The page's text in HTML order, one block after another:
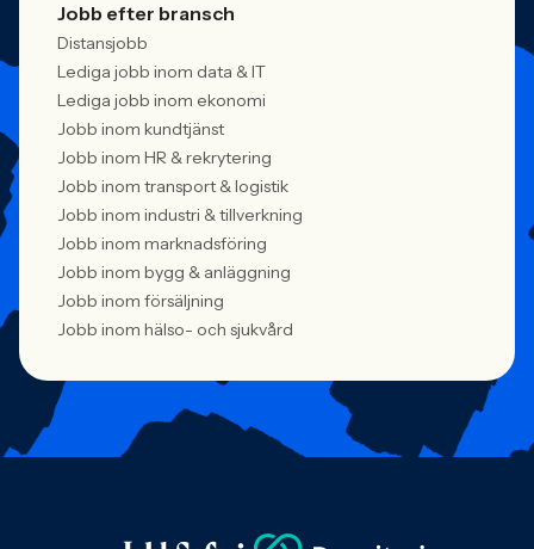
Jobb efter bransch
Distansjobb
Lediga jobb inom data & IT
Lediga jobb inom ekonomi
Jobb inom kundtjänst
Jobb inom HR & rekrytering
Jobb inom transport & logistik
Jobb inom industri & tillverkning
Jobb inom marknadsföring
Jobb inom bygg & anläggning
Jobb inom försäljning
Jobb inom hälso- och sjukvård